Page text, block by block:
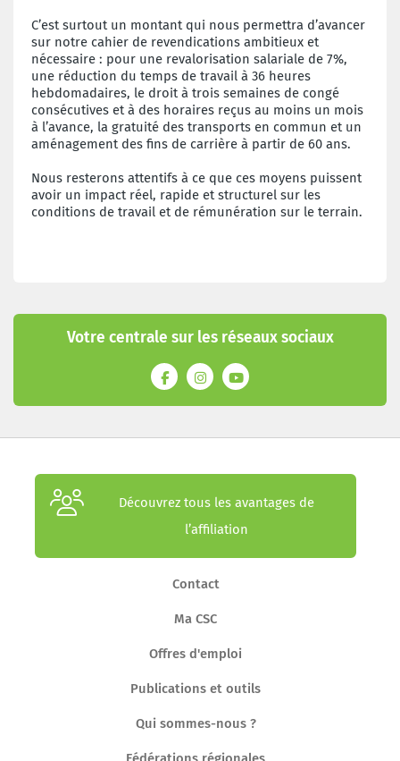
C’est surtout un montant qui nous permettra d’avancer
sur notre cahier de revendications ambitieux et
nécessaire : pour une revalorisation salariale de 7%,
une réduction du temps de travail à 36 heures
hebdomadaires, le droit à trois semaines de congé
consécutives et à des horaires reçus au moins un mois
à l’avance, la gratuité des transports en commun et un
aménagement des fins de carrière à partir de 60 ans.
Nous resterons attentifs à ce que ces moyens puissent
avoir un impact réel, rapide et structurel sur les
conditions de travail et de rémunération sur le terrain.
Votre centrale sur les réseaux sociaux
Découvrez tous les avantages de
l’affiliation
Contact
Ma CSC
Offres d'emploi
Publications et outils
Qui sommes-nous ?